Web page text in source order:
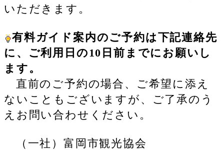
いただきます。
有料ガイド案内のご予約は下記連絡先
に、ご利用日の10日前までにお願いし
ます。
直前のご予約の場合、ご希望に添え
ないこともございますが、ご了承のう
えお問い合わせください。
（一社）富岡市観光協会